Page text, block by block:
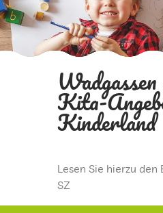
AKTUELLES
JOBS
TEAM KINDERLAND
FACHBERATUNG
Kita-
Kinderland
Lesen Sie hierzu
SZ